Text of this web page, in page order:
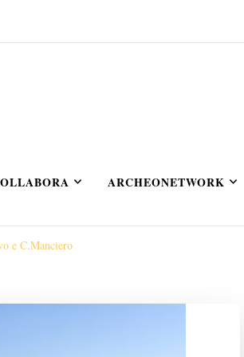
ARCHEONETWORK
e C.Manciero